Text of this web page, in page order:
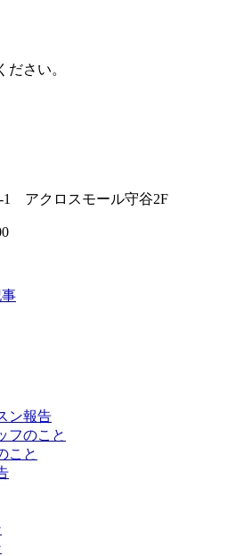
ださい。
1 アクロスモール守谷2F
ン報告
フのこと
こと